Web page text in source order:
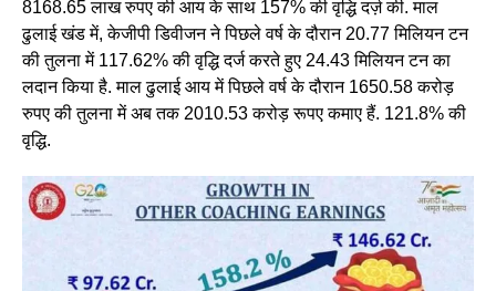
8168.65 लाख रुपए की आय के साथ 157% की वृद्धि दर्ज़ की. माल
ढुलाई खंड में, केजीपी डिवीजन ने पिछले वर्ष के दौरान 20.77 मिलियन टन
की तुलना में 117.62% की वृद्धि दर्ज करते हुए 24.43 मिलियन टन का
लदान किया है. माल ढुलाई आय में पिछले वर्ष के दौरान 1650.58 करोड़
रुपए की तुलना में अब तक 2010.53 करोड़ रूपए कमाए हैं. 121.8% की
वृद्धि.